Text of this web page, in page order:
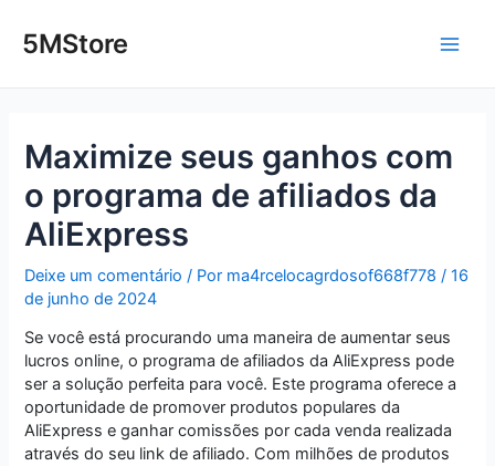
para5MStore
Maximize seus ganhos com
o programa de afiliados da
AliExpress
Deixe um comentário / Por ma4rcelocagrdosof668f778/16
de junho de 2024
Se você está procurando uma maneira de aumentar seus
lucros online, o programa de afiliados da AliExpress pode
ser a solução perfeita para você. Este programa oferece a
oportunidade de promover produtos populares da
AliExpress e ganhar comissões por cada venda realizada
através do seu link de afiliado. Com milhões de produtos
navigation